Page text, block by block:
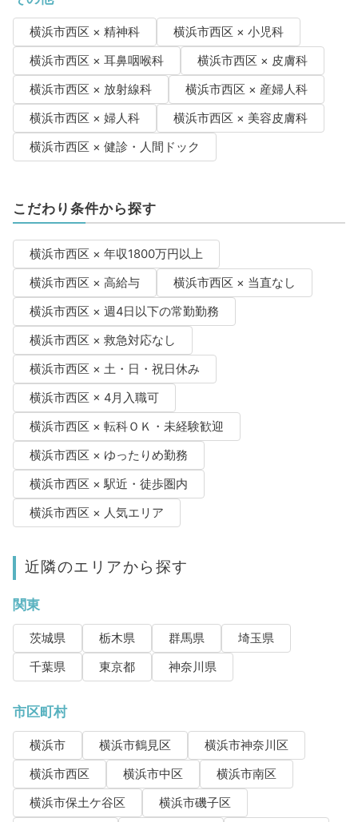
横浜市西区 × 精神科
横浜市西区 × 小児科
横浜市西区 × 耳鼻咽喉科
横浜市西区 × 皮膚科
横浜市西区 × 放射線科
横浜市西区 × 産婦人科
横浜市西区 × 婦人科
横浜市西区 × 美容皮膚科
横浜市西区 × 健診・人間ドック
こだわり条件から探す
横浜市西区 × 年収1800万円以上
横浜市西区 × 高給与
横浜市西区 × 当直なし
横浜市西区 × 週4日以下の常勤勤務
横浜市西区 × 救急対応なし
横浜市西区 × 土・日・祝日休み
横浜市西区 × 4月入職可
横浜市西区 × 転科ＯＫ・未経験歓迎
横浜市西区 × ゆったりめ勤務
横浜市西区 × 駅近・徒歩圏内
横浜市西区 × 人気エリア
近隣のエリアから探す
関東
茨城県 栃木県 群馬県
埼玉県
千葉県
東京都 神奈川県
市区町村
横浜市 横浜市鶴見区
横浜市神奈川区
横浜市西区
横浜市中区
横浜市南区
横浜市保土ケ谷区
横浜市磯子区